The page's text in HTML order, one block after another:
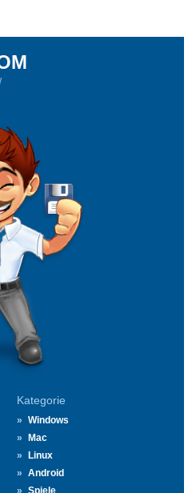
Kategorie
Windows
Mac
Linux
Android
Spiele